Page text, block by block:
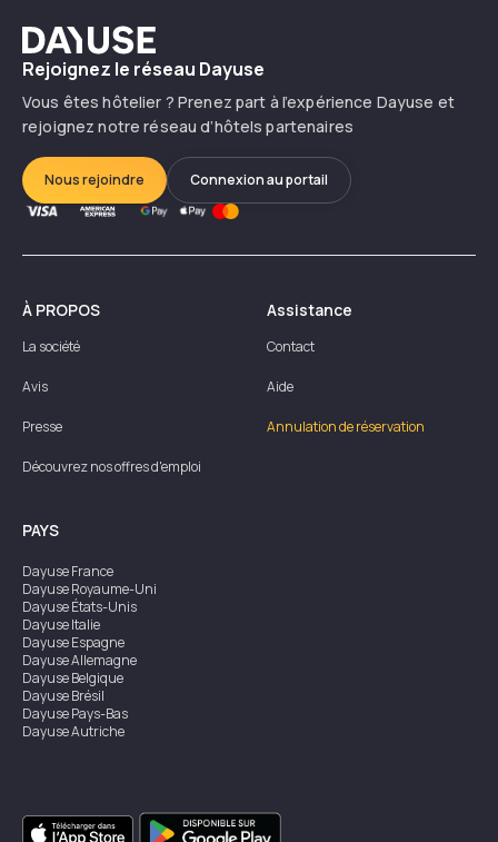
Dayuse
Rejoignez le réseau Dayuse
Vous êtes hôtelier ? Prenez part à l’expérience Dayuse et
rejoignez notre réseau d’hôtels partenaires
Nous rejoindre Connexion au portail
À PROPOS
La société
Avis
Presse
Découvrez nos offres d'emploi
Assistance
Contact
Aide
Annulation de réservation
PAYS
DayuseFrance
DayuseRoyaume-Uni
DayuseÉtats-Unis
DayuseItalie
DayuseEspagne
DayuseAllemagne
DayuseBelgique
DayuseBrésil
DayusePays-Bas
DayuseAutriche
DayuseSingapour
DayuseSuède